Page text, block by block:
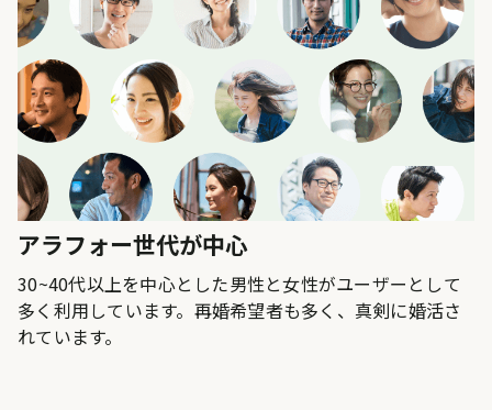
アラフォー世代が中心
30~40代以上を中心とした男性と女性がユーザーとして
多く利用しています。再婚希望者も多く、真剣に婚活さ
れています。